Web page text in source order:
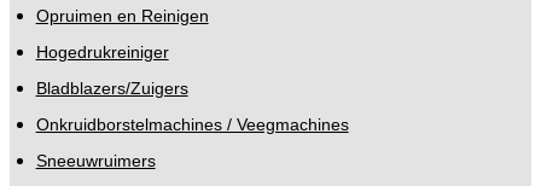
Opruimen en Reinigen
Hogedrukreiniger
Bladblazers/Zuigers
Onkruidborstelmachines / Veegmachines
Sneeuwruimers